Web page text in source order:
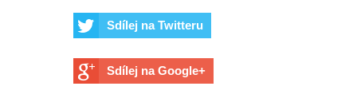
Sdílej na Twitteru
Sdílej na Google+